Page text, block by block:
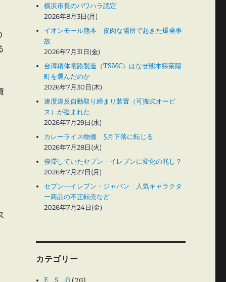
横浜市長のパワハラ認定
2026年8月3日(月)
イオンモール熊本 皮肉な場所で起きた爆発事
故
2026年7月31日(金)
台湾積体電路製造（TSMC）はなぜ熊本県菊陽
町を選んだのか
2026年7月30日(木)
速度違反自動取り締まり装置（可搬式オービ
ス）が盗まれた
2026年7月29日(水)
カレーライス物価 5月下落に転じる
2026年7月28日(火)
停滞していたセブン―イレブンに変化の兆し？
2026年7月27日(月)
セブン―イレブン・ジャパン 人気キャラクタ
ー商品の不正転売など
2026年7月24日(金)
カテゴリー